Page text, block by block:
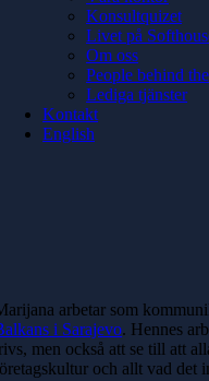
Konsultquizet
Livet på
Om oss
People behind
Lediga tjänster
Kontakt
English
arbetar som
i Sarajevo. Hennes
men också att se till att
och allt vad det